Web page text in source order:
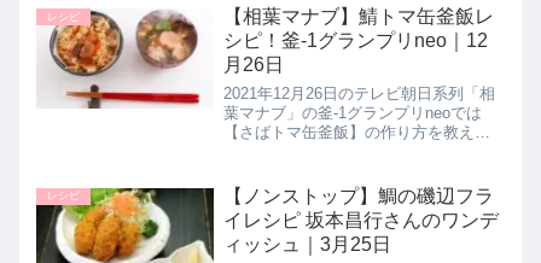
マヨ炒め】の作り方を教えてくれたの
で詳しく紹介します。>>ノ...
レシピ
【相葉マナブ】鯖トマ缶釜飯レ
シピ！釜-1グランプリneo｜12
月26日
2021年12月26日のテレビ朝日系列「相
葉マナブ」の釜-1グランプリneoでは
【さばトマ缶釜飯】の作り方を教えて
でご覧いただきありがとうございまし
た。釜-1グランプリ...
レシピ
【ノンストップ】鯛の磯辺フラ
イレシピ 坂本昌行さんのワンデ
ィッシュ｜3月25日